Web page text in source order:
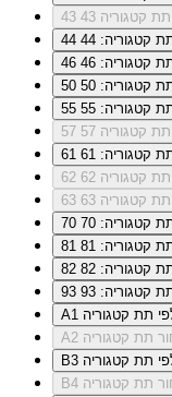
43
קטגוריה 43
44
קטגוריה: 44
46
קטגוריה: 46
50
קטגוריה: 50
55
קטגוריה: 55
57
קטגוריה 57
61
קטגוריה: 61
62
קטגוריה 62
63
קטגוריה 63
70
קטגוריה: 70
81
קטגוריה: 81
82
קטגוריה: 82
93
קטגוריה: 93
A1
A2
B3
B4